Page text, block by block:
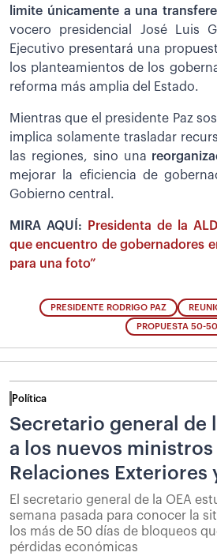
limite únicamente a una
vocero presidencial José Luis
Ejecutivo presentará una
los planteamientos de los
reforma más amplia del Estado.
Mientras que el presidente Paz
implica solamente trasladar
las regiones, sino una
mejorar la eficiencia de
Gobierno central.
MIRA AQUÍ:
Presidenta de la
que encuentro de gobernadores
para una foto”
PRESIDENTE RODRIGO PAZ
PROPUESTA 50-50
Política
Secretario general de
a los nuevos ministros
Relaciones Exteriores
El secretario general de la OEA
semana pasada para conocer la
los más de 50 días de bloqueos
pérdidas económicas